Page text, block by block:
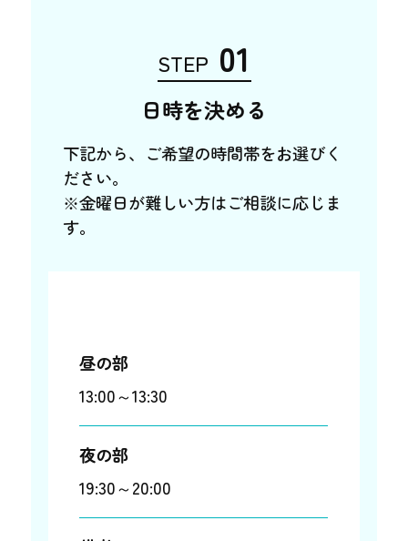
STEP 01
日時を決める
下記から、ご希望の時間帯をお選びく
ださい。
※金曜日が難しい方はご相談に応じま
す。
昼の部
13:00～13:30
夜の部
19:30～20:00